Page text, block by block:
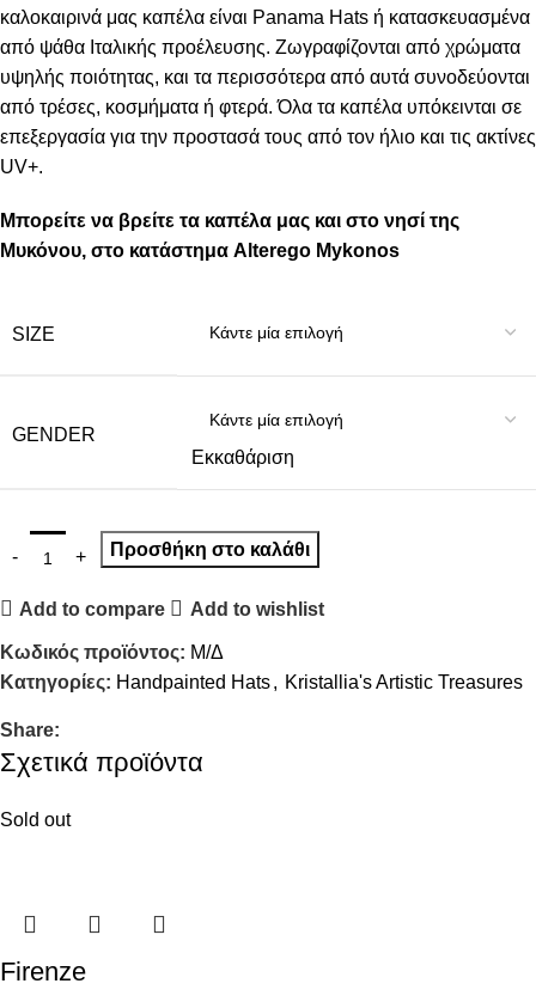
καλοκαιρινά μας καπέλα είναι Panama Hats ή κατασκευασμένα
από ψάθα Ιταλικής προέλευσης. Ζωγραφίζονται από χρώματα
υψηλής ποιότητας, και τα περισσότερα από αυτά συνοδεύονται
από τρέσες, κοσμήματα ή φτερά. Όλα τα καπέλα υπόκεινται σε
επεξεργασία για την προστασά τους από τον ήλιο και τις ακτίνες
UV+.
Μπορείτε να βρείτε τα καπέλα μας και στο νησί της
Μυκόνου, στο κατάστημα Alterego Mykonos
SIZE
GENDER
Εκκαθάριση
Προσθήκη στο καλάθι
Add to compare Add to wishlist
Κωδικός προϊόντος: Μ/Δ
Κατηγορίες: Handpainted Hats, Kristallia's Artistic Treasures
Share:
Σχετικά προϊόντα
Sold out
Firenze